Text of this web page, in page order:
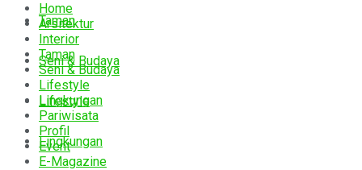
Taman
Seni & Budaya
Lifestyle
Lingkungan
Home
Arsitektur
Interior
Taman
Seni & Budaya
Lifestyle
Lingkungan
Pariwisata
Profil
Event
E-Magazine